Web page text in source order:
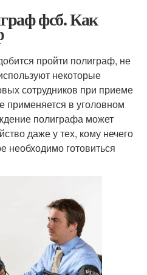
фсб. Как
пройти полиграф, не
некоторые
сотрудников при приеме
применяется в уголовном
полиграфа может
даже у тех, кому нечего
необходимо готовиться